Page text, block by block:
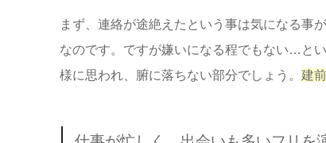
まず、連絡が途絶えたという事は気になる事
なのです。ですが嫌いになる程でもない…と
様に思われ、腑に落ちない部分でしょう。 建